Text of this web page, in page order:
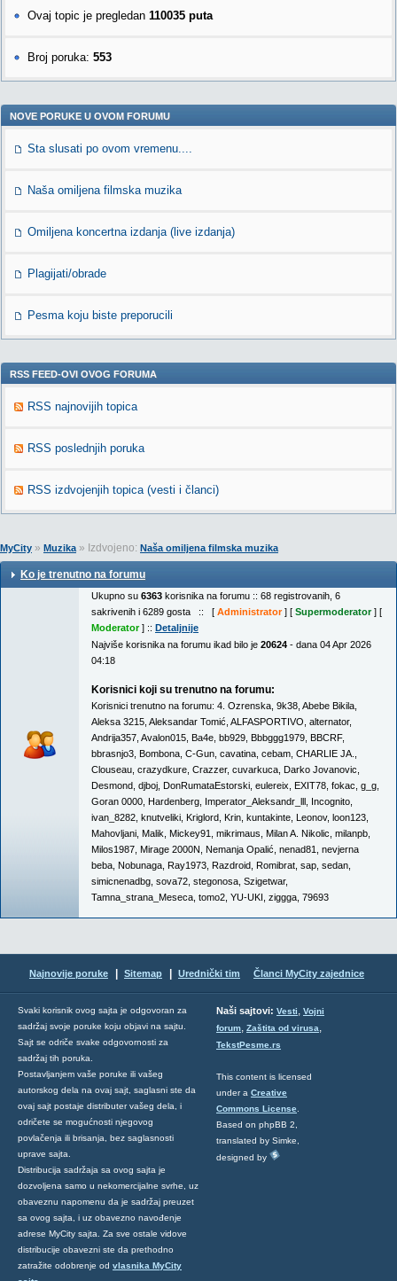
Ovaj topic je pregledan 110035 puta
Broj poruka: 553
NOVE PORUKE U OVOM FORUMU
Sta slusati po ovom vremenu....
Naša omiljena filmska muzika
Omiljena koncertna izdanja (live izdanja)
Plagijati/obrade
Pesma koju biste preporucili
RSS FEED-OVI OVOG FORUMA
RSS najnovijih topica
RSS poslednjih poruka
RSS izdvojenjih topica (vesti i članci)
MyCity » Muzika» Izdvojeno: Naša omiljena filmska muzika
Ko je trenutno na forumu
Ukupno su 6363 korisnika na forumu :: 68 registrovanih, 6
sakrivenih i 6289 gosta :: [ Administrator] [ Supermoderator] [
Moderator] :: Detaljnije
Najviše korisnika na forumu ikad bilo je 20624 - dana 04 Apr 2026
04:18
Korisnici koji su trenutno na forumu:
Korisnici trenutno na forumu: 4. Ozrenska 9k38 Abebe Bikila
Aleksa 3215 Aleksandar Tomić ALFASPORTIVO alternator,
Andrija357 Avalon015 Ba4e bb929 Bbbggg1979 BBCRF,
bbrasnjo3 Bombona C-Gun cavatina cebam CHARLIE JA.
Clouseau crazydkure Crazzer, cuvarkuca Darko Jovanovic
Desmond djboj DonRumataEstorski eulereix EXIT78 fokac g_g
Goran 0000 Hardenberg Imperator_Aleksandr_lll Incognito
ivan_8282 knutveliki Kriglord Krin kuntakinte Leonov, loon123
Mahovljani Malik Mickey91 mikrimaus Milan A. Nikolic milanpb
Milos1987 Mirage 2000N Nemanja Opalić nenad81
nevjerna
beba Nobunaga Ray1973 Razdroid Romibrat sap sedan
simicnenadbg sova72 stegonosa Szigetwar,
Tamna_strana_Meseca tomo2 YU-UKI ziggga 79693
Najnovije poruke Sitemap Urednički tim Članci MyCity zajednice
Svaki korisnik ovog sajta je odgovoran za
sadržaj svoje poruke koju objavi na sajtu.
Sajt se odriče svake odgovornosti za
sadržaj tih poruka.
Postavljanjem vaše poruke ili vašeg
autorskog dela na ovaj sajt, saglasni ste da
ovaj sajt postaje distributer vašeg dela, i
odričete se mogućnosti njegovog
povlačenja ili brisanja, bez saglasnosti
uprave sajta.
Distribucija sadržaja sa ovog sajta je
dozvoljena samo u nekomercijalne svrhe, uz
obaveznu napomenu da je sadržaj preuzet
sa ovog sajta, i uz obavezno navođenje
adrese MyCity sajta. Za sve ostale vidove
distribucije obavezni ste da prethodno
zatražite odobrenje od vlasnika MyCity
Naši sajtovi: Vesti, Vojni
forum, Zaštita od virusa,
TekstPesme.rs
This content is licensed
under a Creative
Commons License
Based on phpBB 2,
translated by Simke,
designed by